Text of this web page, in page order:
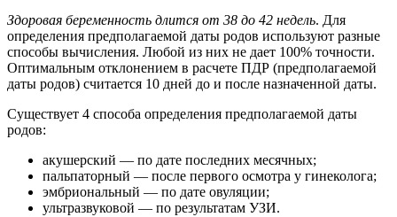
Здоровая беременность длится от 38 до 42 недель. Для
определения предполагаемой даты родов используют разные
способы вычисления. Любой из них не дает 100% точности.
Оптимальным отклонением в расчете ПДР (предполагаемой
даты родов) считается 10 дней до и после назначенной даты.
Существует 4 способа определения предполагаемой даты
родов:
акушерский — по дате последних месячных;
пальпаторный — после первого осмотра у гинеколога;
эмбриональный — по дате овуляции;
ультразвуковой — по результатам УЗИ.